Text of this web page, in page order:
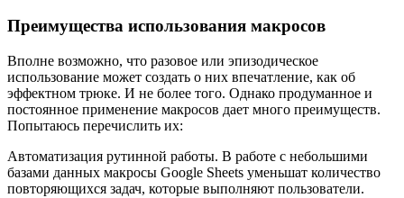
Преимущества использования макросов
Вполне возможно, что разовое или эпизодическое
использование может создать о них впечатление, как об
эффектном трюке. И не более того. Однако продуманное и
постоянное применение макросов дает много преимуществ.
Попытаюсь перечислить их:
Автоматизация рутинной работы. В работе с небольшими
базами данных макросы Google Sheets уменьшат количество
повторяющихся задач, которые выполняют пользователи.